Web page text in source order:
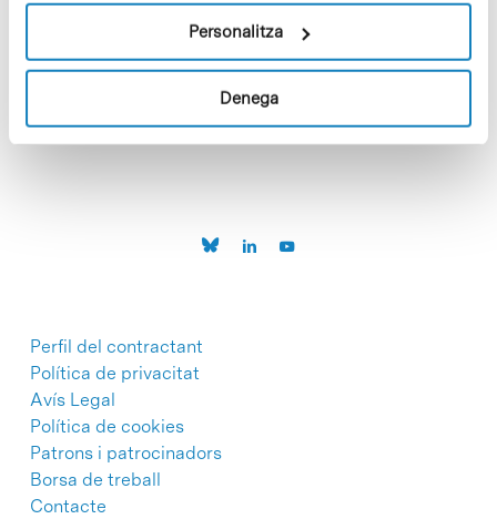
Personalitza
Denega
Perfil del contractant
Política de privacitat
Avís Legal
Política de cookies
Patrons i patrocinadors
Borsa de treball
Contacte